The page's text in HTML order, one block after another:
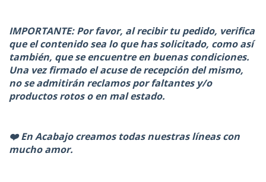
IMPORTANTE: Por favor, al recibir tu pedido, verifica
que el contenido sea lo que has solicitado, como así
también, que se encuentre en buenas condiciones.
Una vez firmado el acuse de recepción del mismo,
no se admitirán reclamos por faltantes y/o
productos rotos o en mal estado.
❤️ En Acabajo creamos todas nuestras líneas con
mucho amor.